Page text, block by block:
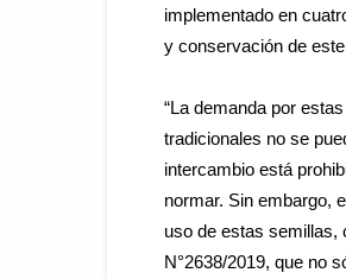
implementado en
y conservación de
“La demanda por
tradicionales no se
intercambio está
normar. Sin embargo,
uso de estas semillas,
N°2638/2019, que no